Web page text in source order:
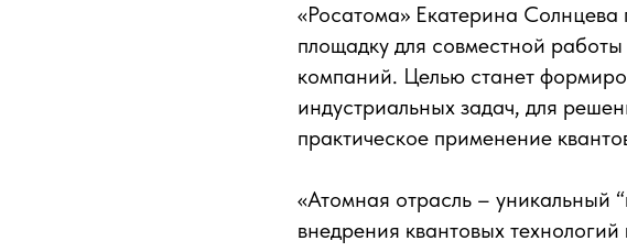
«Росатома» Екатерина
площадку для совместной
компаний. Целью станет
индустриальных задач, для
практическое применение
«Атомная отрасль – уникальный
внедрения квантовых